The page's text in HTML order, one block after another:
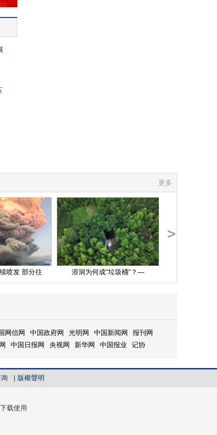
更多
喷发 部分往 溶洞为何成"垃圾桶"？—
>
网信网 中国政府网 光明网 中国新闻网
报刊网
中国日报网 央视网 新华网 中国报业 记协
| 版權聲明
载使用